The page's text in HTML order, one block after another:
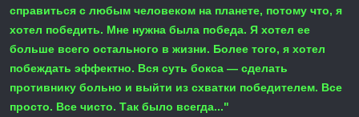
справиться с любым человеком на планете, потому что, я
хотел победить. Мне нужна была победа. Я хотел ее
больше всего остального в жизни. Более того, я хотел
побеждать эффектно. Вся суть бокса — сделать
противнику больно и выйти из схватки победителем. Все
просто. Все чисто. Так было всегда..."